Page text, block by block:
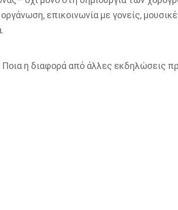
επικοινωνία με γονείς,
Ποια η διαφορά από άλλες εκδηλώσεις